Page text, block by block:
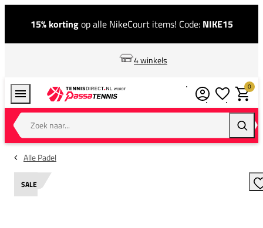
15% kortingop alle NikeCourt items! Code: NIKE15
4 winkels
Zoek naar...
0
Alle Padel
SALE